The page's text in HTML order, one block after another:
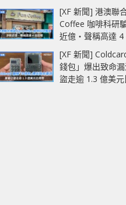
[XF 新聞] 港澳聯
Coffee 咖啡科研
近億‧聲稱高達 4
[XF 新聞]
錢包」爆出致命
盜走逾 1.3 億美